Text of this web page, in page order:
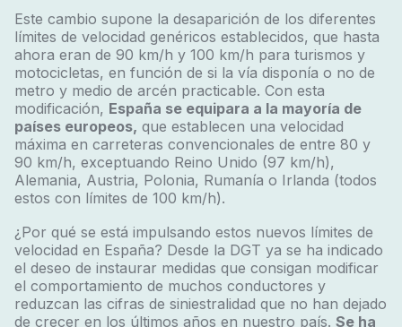
Este cambio supone la desaparición de los diferentes
límites de velocidad genéricos establecidos, que hasta
ahora eran de 90 km/h y 100 km/h para turismos y
motocicletas, en función de si la vía disponía o no de
metro y medio de arcén practicable. Con esta
modificación, España se equipara a la mayoría de
países europeos, que establecen una velocidad
máxima en carreteras convencionales de entre 80 y
90 km/h, exceptuando Reino Unido (97 km/h),
Alemania, Austria, Polonia, Rumanía o Irlanda (todos
estos con límites de 100 km/h).
¿Por qué se está impulsando estos nuevos límites de
velocidad en España? Desde la DGT ya se ha indicado
el deseo de instaurar medidas que consigan modificar
el comportamiento de muchos conductores y
reduzcan las cifras de siniestralidad que no han dejado
de crecer en los últimos años en nuestro país. Se ha